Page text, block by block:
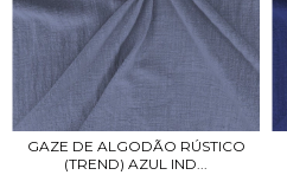
GAZE DE ALGODÃO RÚSTICO
(TREND) AZUL IND...